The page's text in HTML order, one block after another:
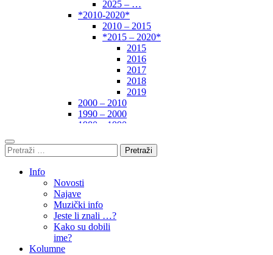
2025 – …
*2010-2020*
2010 – 2015
*2015 – 2020*
2015
2016
2017
2018
2019
2000 – 2010
1990 – 2000
1980 – 1990
1970 – 1975
1975 – 1980
1950 – 1960
… – 1950
Autori
Pretraži:
Info
Novosti
Najave
Muzički info
Jeste li znali …?
Kako su dobili
ime?
Kolumne